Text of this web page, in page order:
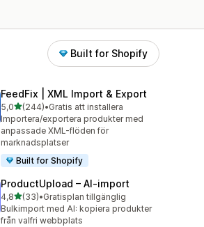
Built for Shopify
FeedFix | XML Import & Export
5,0av 5 stjärnor
(244)
244 recensioner totalt
•Gratis att installera
Importera/exportera produkter med
anpassade XML-flöden för
marknadsplatser
Built for Shopify
ProductUpload – AI‑import
4,8av 5 stjärnor
(33)
33 recensioner totalt
•Gratisplan tillgänglig
Bulkimport med AI: kopiera produkter
från valfri webbplats